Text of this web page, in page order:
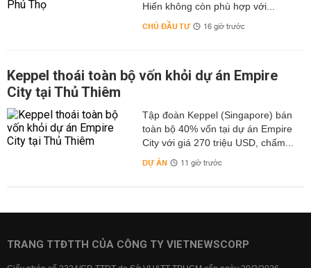
Hiến không còn phù hợp với...
CHỦ ĐẦU TƯ 16 giờ trước
Keppel thoái toàn bộ vốn khỏi dự án Empire
City tại Thủ Thiêm
Tập đoàn Keppel (Singapore) bán
toàn bộ 40% vốn tại dự án Empire
City với giá 270 triệu USD, chấm...
DỰ ÁN 11 giờ trước
TRANG TTĐTTH CỦA CÔNG TY VIETNEWSCORP